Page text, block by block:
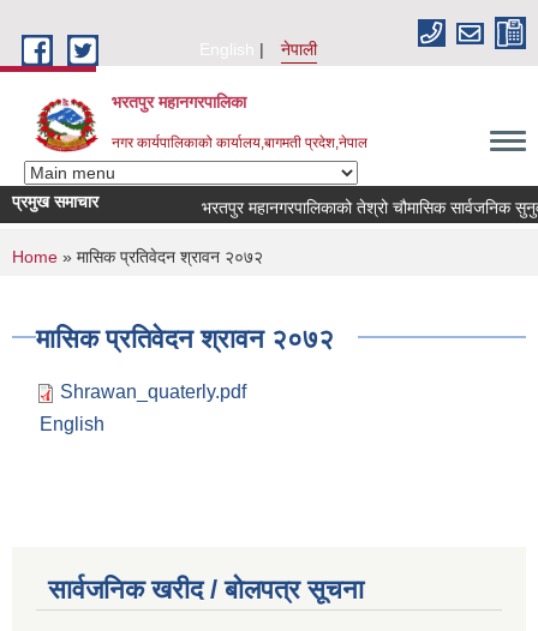
English
नेपाली
भरतपुर महानगरपालिका
नगर कार्यपालिकाको कार्यालय,बागमती प्रदेश,नेपाल
प्रमुख समाचार भरतपुर महानगरपालिकाको तेश्रो चौमासिक सार्वजनिक सुनुवाई
You are here
Home » मासिक प्रतिवेदन श्रावन २०७२
मासिक प्रतिवेदन श्रावन २०७२
Shrawan_quaterly.pdf
English
सार्वजनिक खरीद / बोलपत्र सूचना